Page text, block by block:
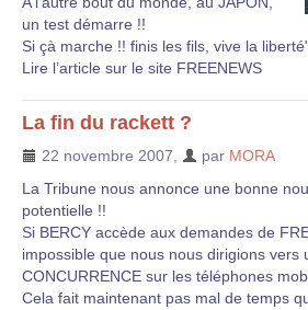
un test démarre !!
Si çà marche !! finis les fils, vive la
Lire l’article sur le site FREENEWS
La fin du rackett ?
22 novembre 2007 par MORA
La Tribune nous annonce une bonne
potentielle !!
Si BERCY accède aux demandes de
impossible que nous nous dirigions vers
CONCURRENCE sur les téléphones
Cela fait maintenant pas mal de temps